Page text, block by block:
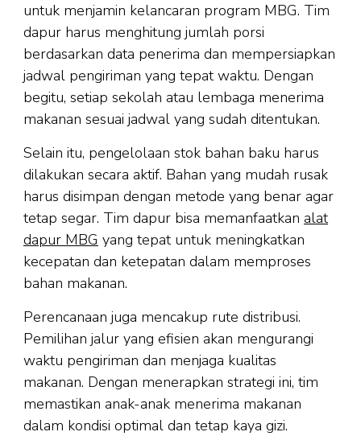
untuk menjamin kelancaran program MBG. Tim
dapur harus menghitung jumlah porsi
berdasarkan data penerima dan mempersiapkan
jadwal pengiriman yang tepat waktu. Dengan
begitu, setiap sekolah atau lembaga menerima
makanan sesuai jadwal yang sudah ditentukan.
Selain itu, pengelolaan stok bahan baku harus
dilakukan secara aktif. Bahan yang mudah rusak
harus disimpan dengan metode yang benar agar
tetap segar. Tim dapur bisa memanfaatkan alat
dapur MBG yang tepat untuk meningkatkan
kecepatan dan ketepatan dalam memproses
bahan makanan.
Perencanaan juga mencakup rute distribusi.
Pemilihan jalur yang efisien akan mengurangi
waktu pengiriman dan menjaga kualitas
makanan. Dengan menerapkan strategi ini, tim
memastikan anak-anak menerima makanan
dalam kondisi optimal dan tetap kaya gizi.